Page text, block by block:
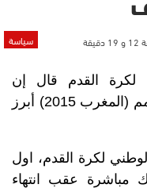
سياسة
لكرة القدم قال إن
الوصول إلى نهاية كأس إفريقيا للأمم (المغرب 2015) أبرز
لكرة القدم، اول
مباشرة عقب انتهاء